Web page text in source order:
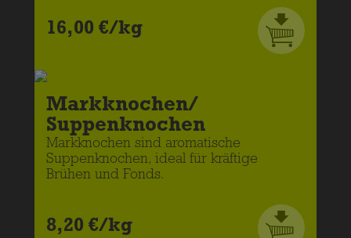
16,00 €/kg
Markknochen/
Suppenknochen
Markknochen sind aromatische
Suppenknochen, ideal für kräftige
Brühen und Fonds.
8,20 €/kg